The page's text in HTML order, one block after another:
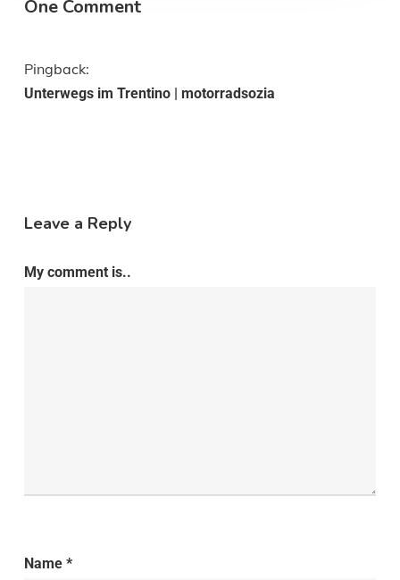
One Comment
Pingback:
Unterwegs im Trentino | motorradsozia
Leave a Reply
My comment is..
Name *